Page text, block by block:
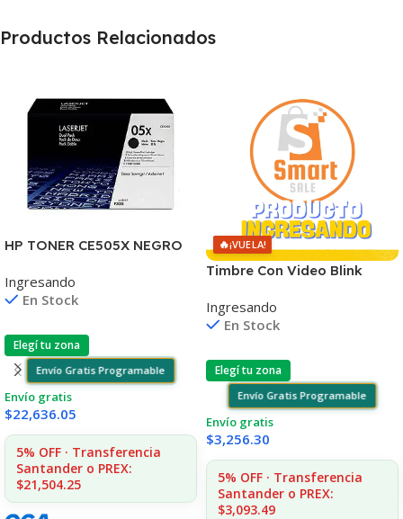
Productos Relacionados
HP TONER CE505X NEGRO
Ingresando
En Stock
Elegí tu zona
Envío Gratis Programable
Envío gratis
$22,636.05
5% OFF · Transferencia
Santander o PREX:
$21,504.25
🔥¡VUELA!
Timbre Con Video Blink
Ingresando
En Stock
Elegí tu zona
Envío Gratis Programable
Envío gratis
$3,256.30
5% OFF · Transferencia
Santander o PREX:
$3,093.49